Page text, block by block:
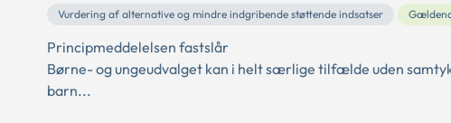
Vurdering af alternative og mindre indgribende støttende indsatser
Principmeddelelsen fastslår
Børne- og ungeudvalget kan i helt særlige tilfælde uden
barn...